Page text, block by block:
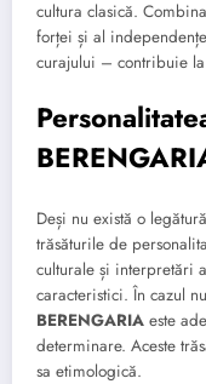
cultura clasică.
forței și al
curajului – contribuie
Deși nu există o
trăsăturile de
culturale și interpretări
caracteristici. În cazul
BERENGARIA este
determinare. Aceste
sa etimologică.